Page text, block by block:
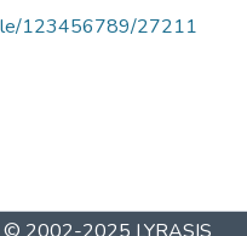
123456789/27211